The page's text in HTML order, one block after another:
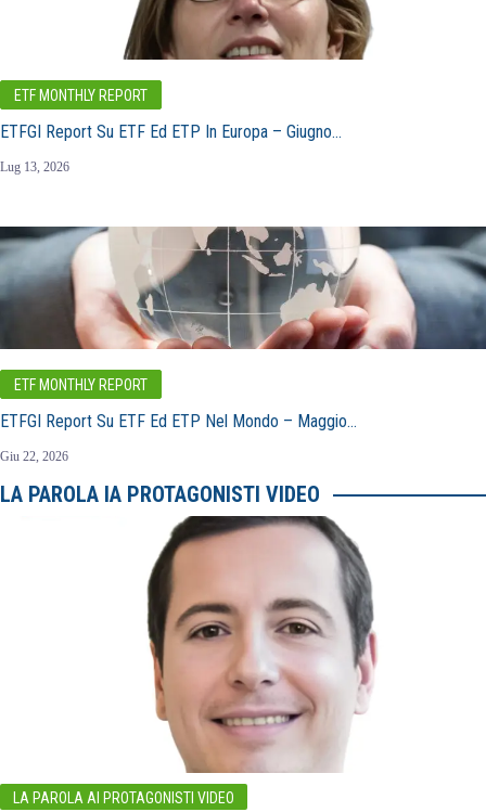
ETF MONTHLY REPORT
ETFGI Report Su ETF Ed ETP In Europa – Giugno…
Lug 13, 2026
ETF MONTHLY REPORT
ETFGI Report Su ETF Ed ETP Nel Mondo – Maggio…
Giu 22, 2026
LA PAROLA IA PROTAGONISTI VIDEO
LA PAROLA AI PROTAGONISTI VIDEO